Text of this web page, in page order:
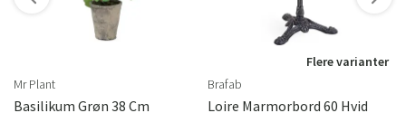
Mr Plant
Basilikum Grøn 38 Cm
Flere varianter
Brafab
Loire Marmorbord 60 Hvid